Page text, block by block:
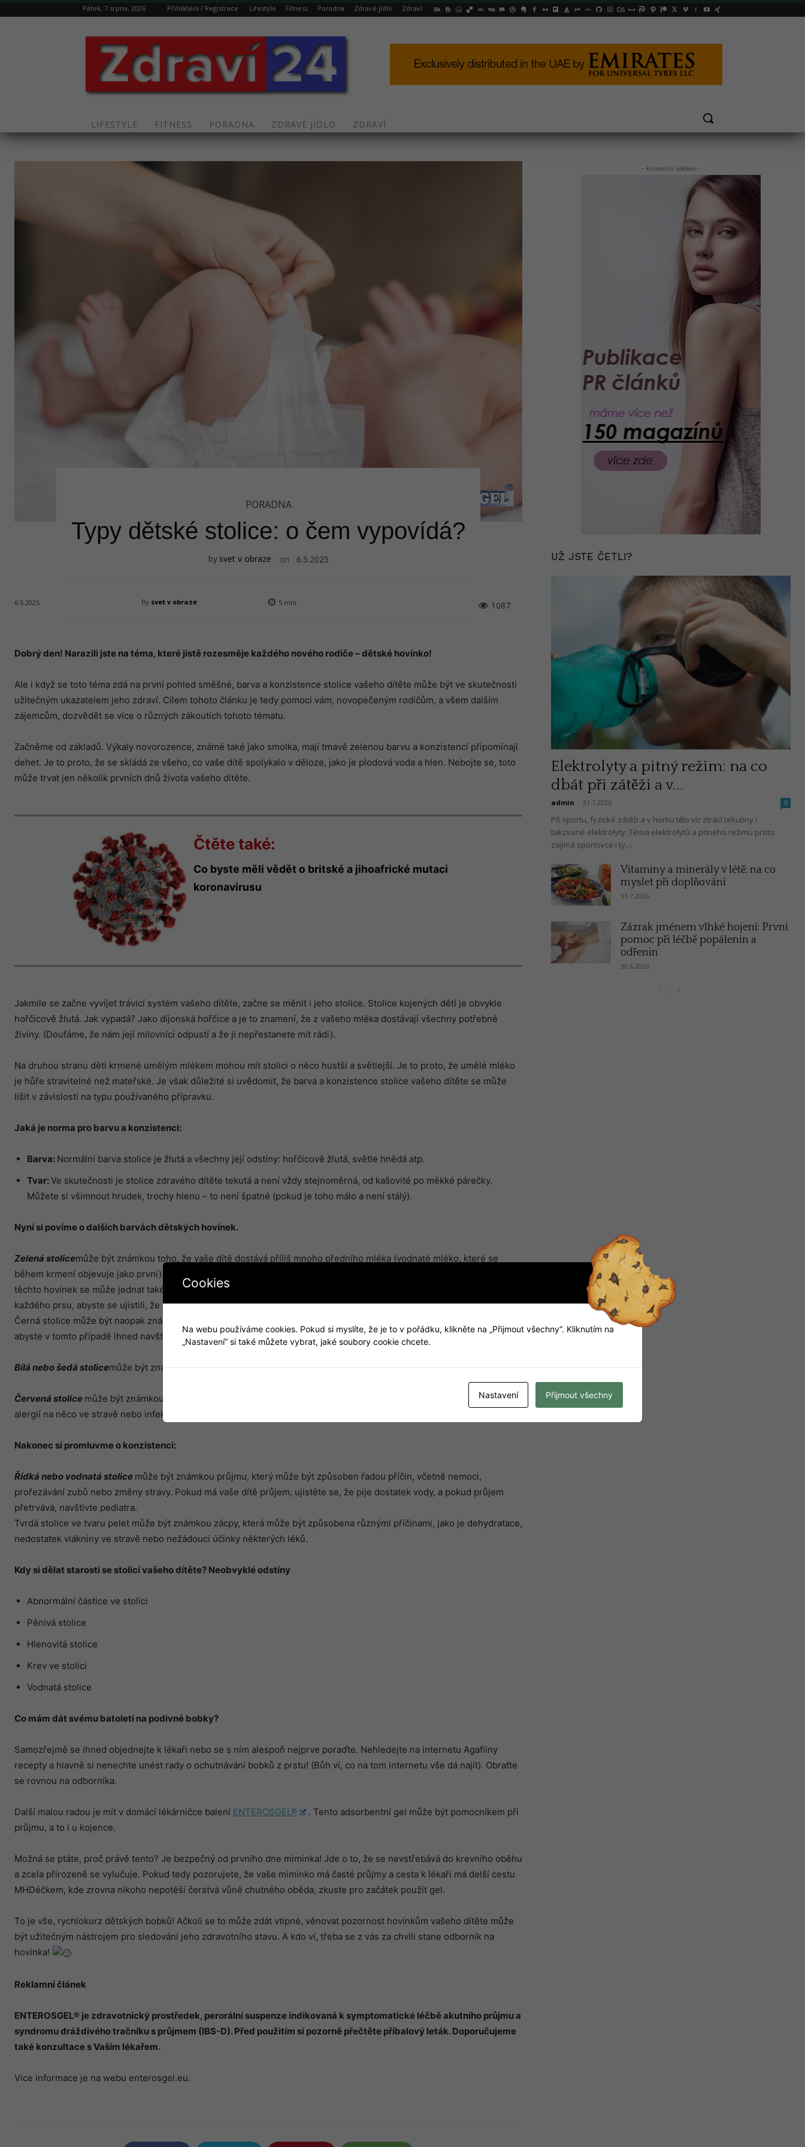
Pátek, 7 srpna, 2026 Přihlášení / Registrace Lifestyle Fitness Poradna Zdravé jídlo Zdraví
LIFESTYLE FITNESS PORADNA ZDRAVÉ JÍDLO ZDRAVÍ
PORADNA
Typy dětské stolice: o čem vypovídá?
by svet v obraze on 6.5.2025
6.5.2025 By svet v obraze 5 min. 1087
Dobrý den! Narazili jste na téma, které jistě rozesměje každého nového rodiče – dětské hovínko!
Ale i když se toto téma zdá na první pohled směšné, barva a konzistence stolice vašeho dítěte může být ve skutečnosti
užitečným ukazatelem jeho zdraví. Cílem tohoto článku je tedy pomoci vám, novopečeným rodičům, a všem dalším
zájemcům, dozvědět se více o různých zákoutích tohoto tématu.
Začněme od základů. Výkaly novorozence, známé také jako smolka, mají tmavě zelenou barvu a konzistencí připomínají
dehet. Je to proto, že se skládá ze všeho, co vaše dítě spolykalo v děloze, jako je plodová voda a hlen. Nebojte se, toto
může trvat jen několik prvních dnů života vašeho dítěte.
Čtěte také:
Co byste měli vědět o britské a jihoafrické mutaci
koronavirusu
Jakmile se začne vyvíjet trávicí systém vašeho dítěte, začne se měnit i jeho stolice. Stolice kojených dětí je obvykle
hořčicově žlutá. Jak vypadá? Jako dijonská hořčice a je to znamení, že z vašeho mléka dostávají všechny potřebné
živiny. (Doufáme, že nám její milovníci odpustí a že ji nepřestanete mít rádi).
Na druhou stranu děti krmené umělým mlékem mohou mít stolici o něco hustší a světlejší. Je to proto, že umělé mléko
je hůře stravitelné než mateřské. Je však důležité si uvědomit, že barva a konzistence stolice vašeho dítěte se může
lišit v závislosti na typu používaného přípravku.
Jaká je norma pro barvu a konzistenci:
Barva: Normální barva stolice je žlutá a všechny její odstíny: hořčicově žlutá, světle hnědá atp.
Tvar:Ve skutečnosti je stolice zdravého dítěte tekutá a není vždy stejnoměrná, od kašovité po měkké párečky.
Můžete si všimnout hrudek, trochy hlenu – to není špatné (pokud je toho málo a není stálý).
Nyní si povíme o dalších barvách dětských hovínek.
Zelena ́ stolicemůže být známkou toho, že vaše dítě dostává příliš mnoho předního mléka (vodnaté mléko, které se
během krmení objevuje jako první) a málo zadního mléka (bohatší, tučnější mléko, které se objevuje později). V případě
těchto hovínek se může jednat také o střevní infekci. Pokud si všimnete zelených bobků, zkuste dítě krmit déle z
každého prsu, abyste se ujistili, že dostává dostatek zadního mléka.
Černá stolice může být naopak známkou krve v trávicím systému. Může se jednat o závažný problém, proto je důležité,
abyste v tomto případě ihned navštívili svého pediatra.
Bílá nebo šedá stolicemůže být známkou problémů s játry nebo žlučníkem..
Červená stolice může být známkou krve ve stolici vašeho dítěte. Ta může být způsobena různými příčinami, například
alergií na něco ve stravě nebo infekcí.
Nakonec si promluvme o konzistenci:
Řídká nebo vodnatá stolice může být známkou průjmu, který může být způsoben řadou příčin, včetně nemoci,
prořezávání zubů nebo změny stravy. Pokud má vaše dítě průjem, ujistěte se, že pije dostatek vody, a pokud průjem
přetrvává, navštivte pediatra.
Tvrdá stolice ve tvaru pelet může být známkou zácpy, která může být způsobena různými příčinami, jako je dehydratace,
nedostatek vlákniny ve stravě nebo nežádoucí účinky některých léků.
Kdy si dělat starosti se stolicívašeho dítěte? Neobvyklé odstíny
Abnormální částice ve stolici
Pěnivá stolice
Hlenovitá stolice
Krev ve stolici
Vodnatá stolice
Co mám dát svému batoleti na podivné bobky?
Samozřejmě se ihned objednejte k lékaři nebo se s ním alespoň nejprve poraďte. Nehledejte na internetu Agafiiny
recepty a hlavně si nenechte unést rady o ochutnávání bobků z prstu! (Bůh ví, co na tom internetu vše dá najít). Obraťte
se rovnou na odborníka.
Další malou radou je mít v domácí lékárničce balení ENTEROSGEL®
. Tento adsorbentní gel může být pomocníkem při
průjmu, a to i u kojence.
Možná se ptáte, proč právě tento? Je bezpečný od prvního dne miminka! Jde o to, že se nevstřebává do krevního oběhu
a zcela přirozeně se vylučuje. Pokud tedy pozorujete, že vaše miminko má časté průjmy a cesta k lékaři má delší cestu
MHDéčkem, kde zrovna nikoho nepotěší čerstvá vůně chutného oběda, zkuste pro začátek použít gel.
To je vše, rychlokurz dětských bobků! Ačkoli se to může zdát vtipné, věnovat pozornost hovínkům vašeho dítěte může
být užitečným nástrojem pro sledování jeho zdravotního stavu. A kdo ví, třeba se z vás za chvíli stane odborník na
hovínka!
Reklamní článek
ENTEROSGEL® je zdravotnický prostředek, perorální suspenze indikovaná k symptomatické léčbě akutního průjmu a
syndromu dráždivého tračníku s průjmem (IBS-D). Před použitím si pozorně přečtěte příbalový leták. Doporučujeme
také konzultace s Vaším lékařem.
Vice informace je na webu enterosgel.eu.
- Komerční sdělení -
UŽ JSTE ČETLI?
Elektrolyty a pitný režim: na co
dbát při zátěži a v...
admin 31.7.2026 0
Při sportu, fyzické zátěži a v horku tělo víc ztrácí tekutiny i
takzvané elektrolyty. Téma elektrolytů a pitného režimu proto
zajímá sportovce i ty,...
Vitaminy a minerály v létě: na co
myslet při doplňování
31.7.2026
Zázrak jménem vlhké hojení: První
pomoc při léčbě popálenin a
odřenin
30.6.2026
Cookies
Na webu používáme cookies. Pokud si myslíte, že je to v pořádku, klikněte na „Přijmout všechny“. Kliknutím na
„Nastavení“ si také můžete vybrat, jaké soubory cookie chcete.
Nastavení Přijmout všechny